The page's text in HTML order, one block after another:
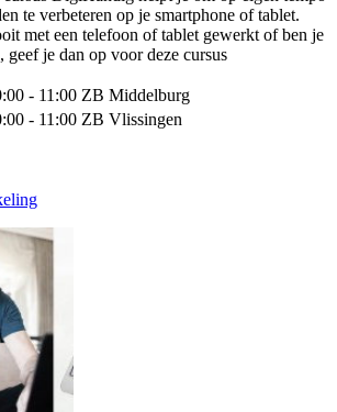
te verbeteren op je smartphone of tablet.
met een telefoon of tablet gewerkt of ben je
geef je dan op voor deze cursus
- 11:00 ZB Middelburg
- 11:00 ZB Vlissingen